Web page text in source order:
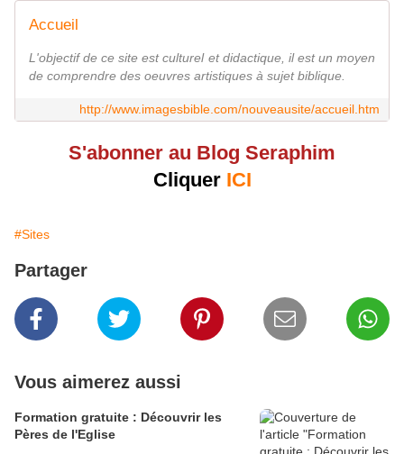
Accueil
L'objectif de ce site est culturel et didactique, il est un moyen
de comprendre des oeuvres artistiques à sujet biblique.
http://www.imagesbible.com/nouveausite/accueil.htm
S'abonner au Blog Seraphim
Cliquer ICI
#Sites
Partager
Vous aimerez aussi
Formation gratuite : Découvrir les
Pères de l'Eglise